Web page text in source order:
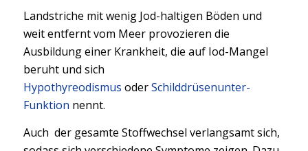
Landstriche mit wenig Jod-haltigen Böden und
weit entfernt vom Meer provozieren die
Ausbildung einer Krankheit, die auf Iod-Mangel
beruht und sich
Hypothyreodismus oderSchilddrüsenunter-
Funktion nennt.
Auch der gesamte Stoffwechsel verlangsamt sich,